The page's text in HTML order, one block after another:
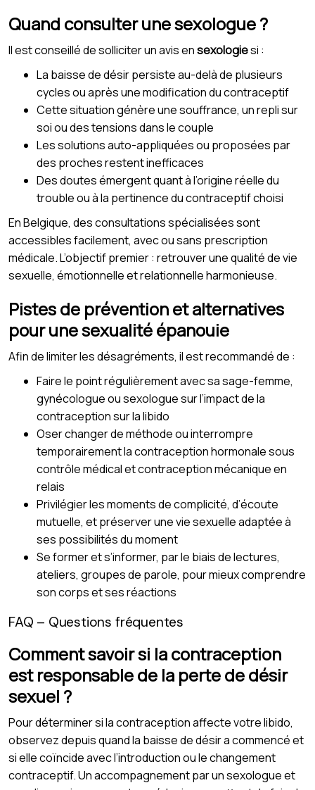
Quand consulter une sexologue ?
Il est conseillé de solliciter un avis ensexologiesi :
La baisse de désir persiste au-delà de plusieurs
cycles ou après une modification du contraceptif
Cette situation génère une souffrance, un repli sur
soi ou des tensions dans le couple
Les solutions auto-appliquées ou proposées par
des proches restent inefficaces
Des doutes émergent quant à l’origine réelle du
trouble ou à la pertinence du contraceptif choisi
En Belgique, des consultations spécialisées sont
accessibles facilement, avec ou sans prescription
médicale. L’objectif premier : retrouver une qualité de vie
sexuelle, émotionnelle et relationnelle harmonieuse.
Pistes de prévention et alternatives
pour une sexualité épanouie
Afin de limiter les désagréments, il est recommandé de :
Faire le point régulièrement avec sa sage-femme,
gynécologue ou sexologue sur l’impact de la
contraception sur la libido
Oser changer de méthode ou interrompre
temporairement la contraception hormonale sous
contrôle médical et contraception mécanique en
relais
Privilégier les moments de complicité, d’écoute
mutuelle, et préserver une vie sexuelle adaptée à
ses possibilités du moment
Se former et s’informer, par le biais de lectures,
ateliers, groupes de parole, pour mieux comprendre
son corps et ses réactions
FAQ – Questions fréquentes
Comment savoir si la contraception
est responsable de la perte de désir
sexuel ?
Pour déterminer si la contraception affecte votre libido,
observez depuis quand la baisse de désir a commencé et
si elle coïncide avec l’introduction ou le changement
contraceptif. Un accompagnement par un sexologue et